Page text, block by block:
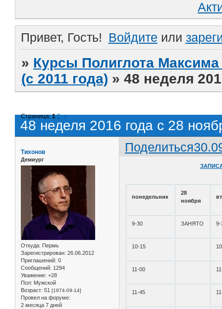
Привет, Гость! Войдите или
» Курсы Полиглота
(с 2011 года) »48 неделя
48 неделя 2016 года с 28
Страница:1 2 »
Поделиться
Тихонов
Демиург
Откуда: Пермь
Зарегистрирован: 26.06.2012
Приглашений: 0
Сообщений: 1294
Уважение: +28
Пол: Мужской
Возраст: 51 [1974-09-14]
Провел на форуме:
2 месяца 7 дней
понедельник
28
ноября
9-30 ЗАНЯТО 9-
10-15
11-00
11-45